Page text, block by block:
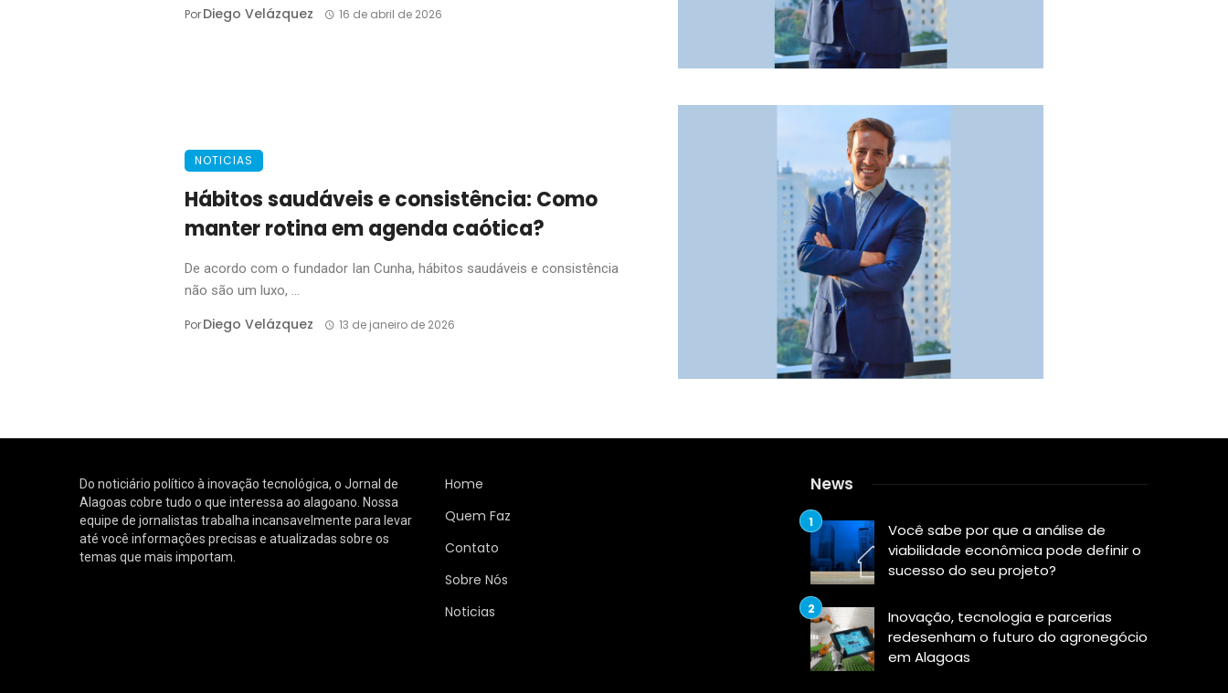
PorDiego Velázquez 16 de abril de 2026
NOTICIAS
Hábitos saudáveis e consistência: Como
manter rotina em agenda caótica?
De acordo com o fundador Ian Cunha, hábitos saudáveis e consistência
não são um luxo, ...
PorDiego Velázquez 13 de janeiro de 2026
Do noticiário político à inovação tecnológica, o Jornal de
Alagoas cobre tudo o que interessa ao alagoano. Nossa
equipe de jornalistas trabalha incansavelmente para levar
até você informações precisas e atualizadas sobre os
temas que mais importam.
Home
Quem Faz
Contato
Sobre Nós
Noticias
News
Você sabe por que a análise de
viabilidade econômica pode definir o
sucesso do seu projeto?
Inovação, tecnologia e parcerias
redesenham o futuro do agronegócio
em Alagoas